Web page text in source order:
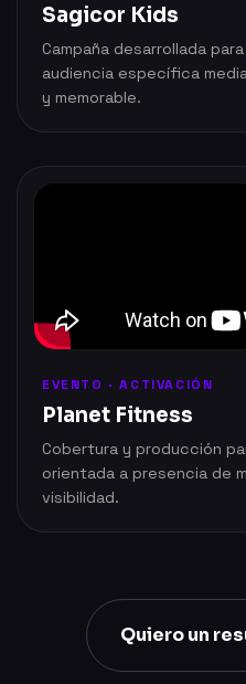
Sagicor Kids
Campaña desarrollada
audiencia específica
y memorable.
EVENTO · ACTIVACIÓN
Planet Fitness
Cobertura y producción
orientada a presencia de
visibilidad.
Quiero un